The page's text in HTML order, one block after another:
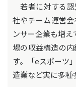
若者に対する認
社やチーム運営
ンサー企業も増
場の収益構造の
す。「eスポーツ
造業など実に多種